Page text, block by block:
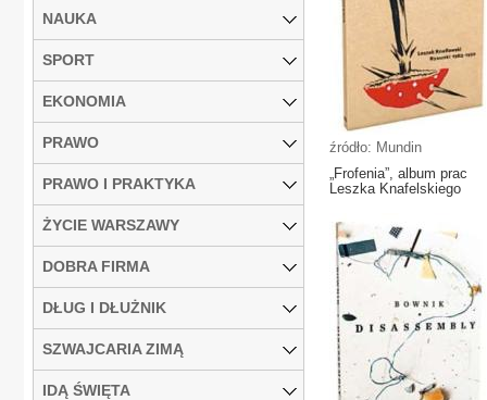
źródło: Mundin
„Frofenia”, album prac
Leszka Knafelskiego
NAUKA
SPORT
EKONOMIA
PRAWO
PRAWO I PRAKTYKA
ŻYCIE WARSZAWY
DOBRA FIRMA
DŁUG I DŁUŻNIK
SZWAJCARIA ZIMĄ
IDĄ ŚWIĘTA